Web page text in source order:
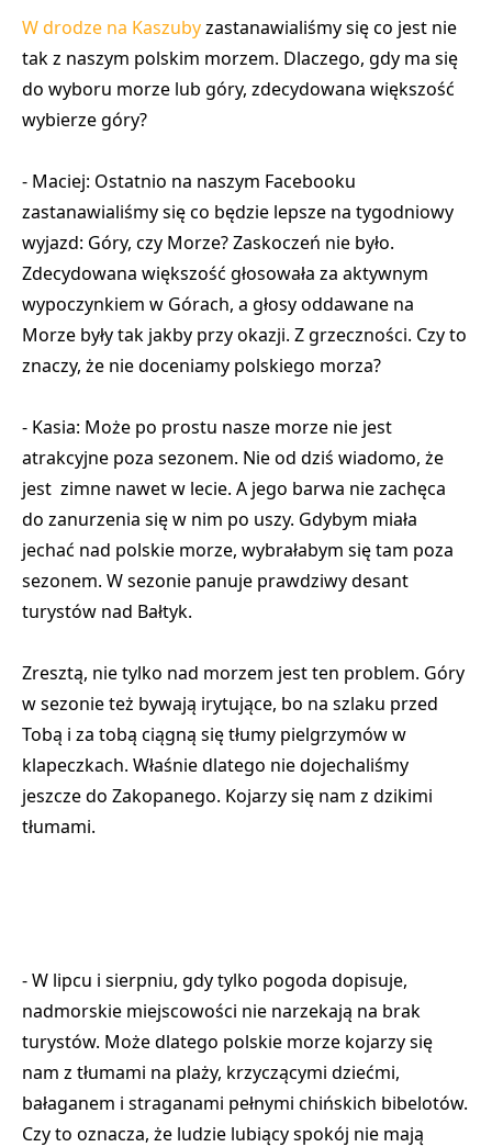
W drodze na Kaszubyzastanawialiśmy się co jest nie
tak z naszym polskim morzem. Dlaczego, gdy ma się
do wyboru morze lub góry, zdecydowana większość
wybierze góry?
- Maciej: Ostatnio na naszym Facebooku
zastanawialiśmy się co będzie lepsze na tygodniowy
wyjazd: Góry, czy Morze? Zaskoczeń nie było.
Zdecydowana większość głosowała za aktywnym
wypoczynkiem w Górach, a głosy oddawane na
Morze były tak jakby przy okazji. Z grzeczności. Czy to
znaczy, że nie doceniamy polskiego morza?
- Kasia: Może po prostu nasze morze nie jest
atrakcyjne poza sezonem. Nie od dziś wiadomo, że
jest zimne nawet w lecie. A jego barwa nie zachęca
do zanurzenia się w nim po uszy. Gdybym miała
jechać nad polskie morze, wybrałabym się tam poza
sezonem. W sezonie panuje prawdziwy desant
turystów nad Bałtyk.
Zresztą, nie tylko nad morzem jest ten problem. Góry
w sezonie też bywają irytujące, bo na szlaku przed
Tobą i za tobą ciągną się tłumy pielgrzymów w
klapeczkach. Właśnie dlatego nie dojechaliśmy
jeszcze do Zakopanego. Kojarzy się nam z dzikimi
tłumami.
- W lipcu i sierpniu, gdy tylko pogoda dopisuje,
nadmorskie miejscowości nie narzekają na brak
turystów. Może dlatego polskie morze kojarzy się
nam z tłumami na plaży, krzyczącymi dziećmi,
bałaganem i straganami pełnymi chińskich bibelotów.
Czy to oznacza, że ludzie lubiący spokój nie mają